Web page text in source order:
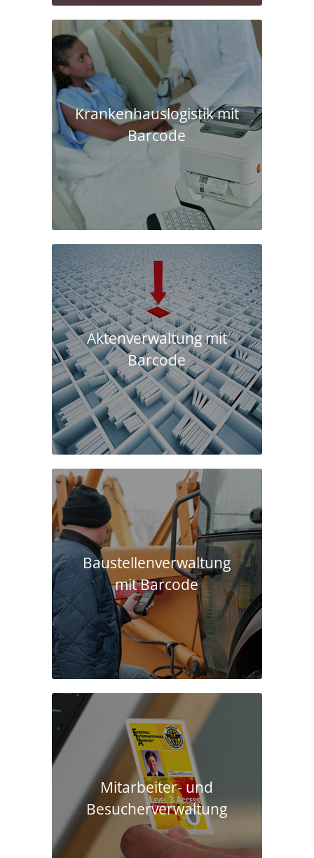
Krankenhaus­logistik mit
Barcode
Aktenverwaltung mit
Barcode
Baustellen­verwaltung
mit Barcode
Mitarbeiter- und
Besucherverwaltung